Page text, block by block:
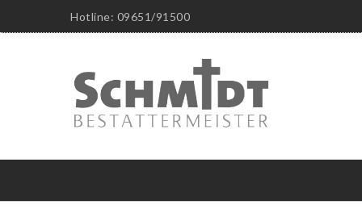
Hotline: 09651/91500